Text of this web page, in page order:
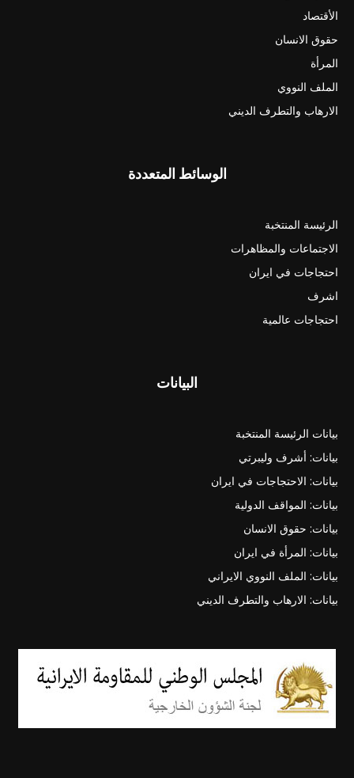
الأقتصاد
حقوق الانسان
المرأة
الملف النووي
الارهاب والتطرف الديني
الوسائط المتعددة
الرئيسة المنتخبة
الاجتماعات والمظاهرات
احتجاجات في ايران
اشرف
احتجاجات عالمية
البيانات
بيانات الرئيسة المنتخبة
بيانات: أشرف وليبرتي
بيانات: الاحتجاجات في ايران
بيانات: المواقف الدولية
بيانات: حقوق الانسان
بيانات: المرأة في ايران
بيانات: الملف النووي الايراني
بيانات: الارهاب والتطرف الديني